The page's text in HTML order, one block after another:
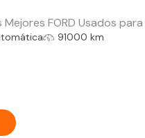
Mejores FORD Usados
91000 km